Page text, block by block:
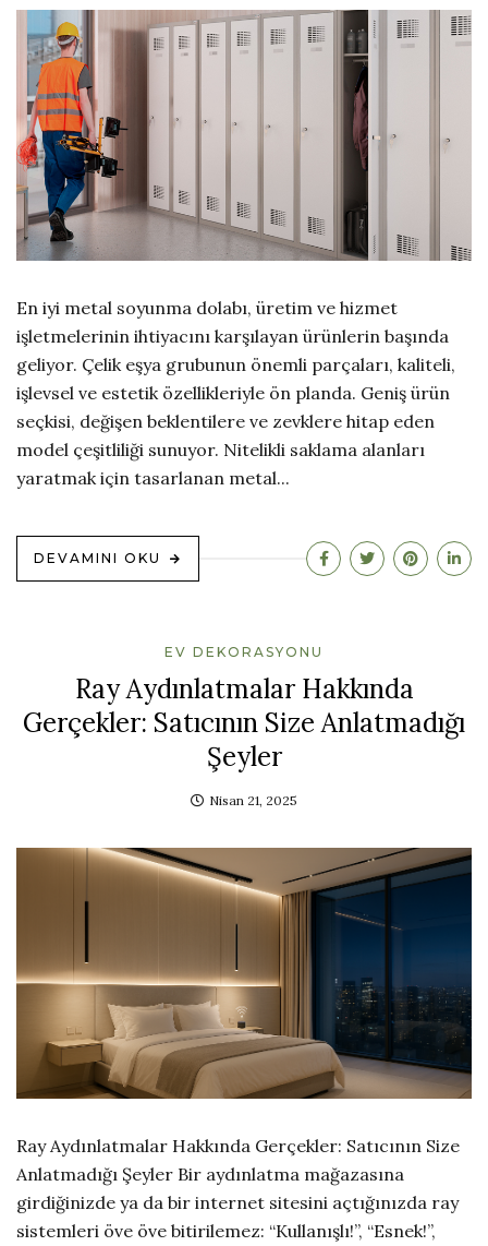
En iyi metal soyunma dolabı, üretim ve hizmet
işletmelerinin ihtiyacını karşılayan ürünlerin başında
geliyor. Çelik eşya grubunun önemli parçaları, kaliteli,
işlevsel ve estetik özellikleriyle ön planda. Geniş ürün
seçkisi, değişen beklentilere ve zevklere hitap eden
model çeşitliliği sunuyor. Nitelikli saklama alanları
yaratmak için tasarlanan metal...
DEVAMINI OKU
EV DEKORASYONU
Ray Aydınlatmalar Hakkında
Gerçekler: Satıcının Size Anlatmadığı
Şeyler
Nisan 21, 2025
Ray Aydınlatmalar Hakkında Gerçekler: Satıcının Size
Anlatmadığı Şeyler Bir aydınlatma mağazasına
girdiğinizde ya da bir internet sitesini açtığınızda ray
sistemleri öve öve bitirilemez: “Kullanışlı!”, “Esnek!”,